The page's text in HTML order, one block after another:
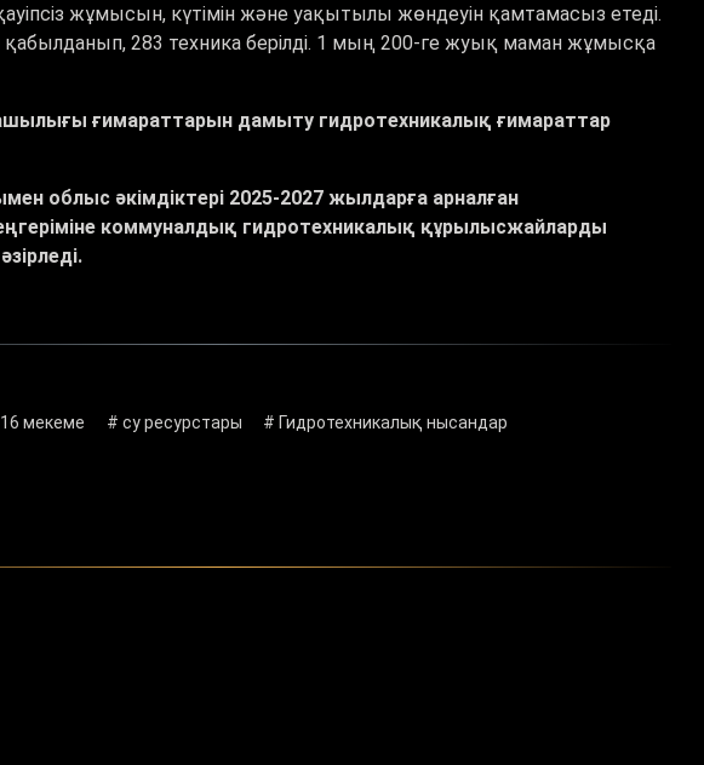
жұмысын, күтімін және уақытылы жөндеуін қамтамасыз етеді.
283 техника берілді. 1 мың 200-ге жуық маман жұмысқа
ғимараттарын дамыту гидротехникалық ғимараттар
облыс әкімдіктері 2025-2027 жылдарға арналған
коммуналдық гидротехникалық құрылысжайларды
мекеме # су ресурстары # Гидротехникалық нысандар